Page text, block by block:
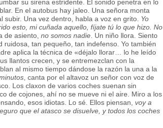
su sirena estridente. El sonido penetra en lo
En el autobus hay jaleo. Una señora monta
Una vez dentro, habla a voz en grito. Yo
esto, mi cuñada aquello, fíjate tú lo que hizo. No
de asiento, no somos nadie . Un niño llora. Siento
tan pequeño, tan indefenso. Yo también
aplica la técnica de «déjalo llorar… lo he leído
llantos crecen, y se entremezclan con la
al mismo tiempo dándose la razón la una a la
, canta por el altavoz un señor con voz de
Los claxon de varios coches suenan sin
de cojones, ahí no se mueve ni el aire. Miro a los
esos idiotas. Lo sé. Ellos piensan, voy a
que el atasco se disuelve, y todos los coches